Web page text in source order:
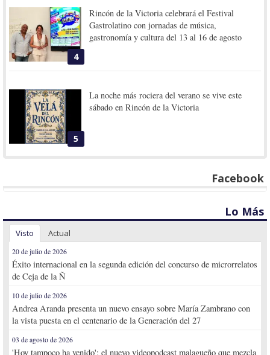
4
Rincón de la Victoria celebrará el Festival
Gastrolatino con jornadas de música,
gastronomía y cultura del 13 al 16 de agosto
5
La noche más rociera del verano se vive este
sábado en Rincón de la Victoria
Facebook
Lo Más
Visto Actual
20 de julio de 2026
Éxito internacional en la segunda edición del concurso de microrrelatos
de Ceja de la Ñ
10 de julio de 2026
Andrea Aranda presenta un nuevo ensayo sobre María Zambrano con
la vista puesta en el centenario de la Generación del 27
03 de agosto de 2026
'Hoy tampoco ha venido': el nuevo videopodcast malagueño que mezcla